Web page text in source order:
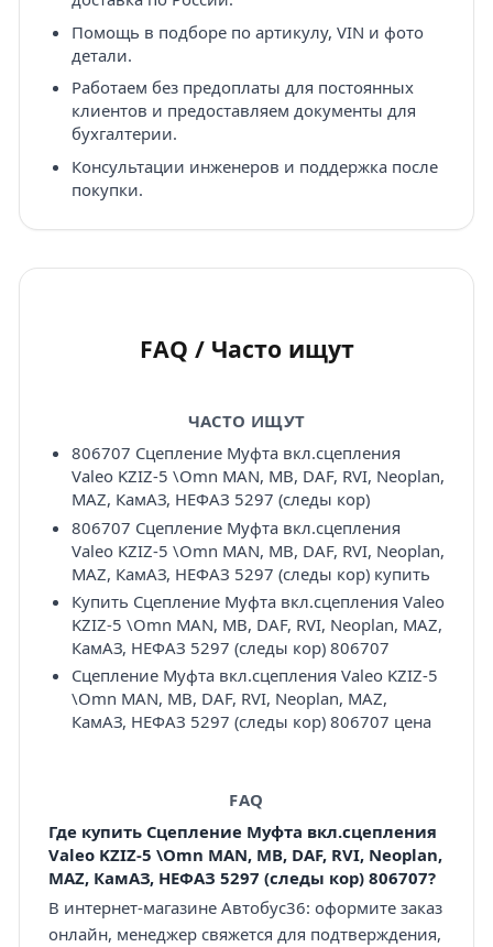
Помощь в подборе по артикулу, VIN и фото
детали.
Работаем без предоплаты для постоянных
клиентов и предоставляем документы для
бухгалтерии.
Консультации инженеров и поддержка после
покупки.
FAQ / Часто ищут
ЧАСТО ИЩУТ
806707 Сцепление Муфта вкл.сцепления
Valeo KZIZ-5 \Omn MAN, MB, DAF, RVI, Neoplan,
MAZ, КамАЗ, НЕФАЗ 5297 (следы кор)
806707 Сцепление Муфта вкл.сцепления
Valeo KZIZ-5 \Omn MAN, MB, DAF, RVI, Neoplan,
MAZ, КамАЗ, НЕФАЗ 5297 (следы кор) купить
Купить Сцепление Муфта вкл.сцепления Valeo
KZIZ-5 \Omn MAN, MB, DAF, RVI, Neoplan, MAZ,
КамАЗ, НЕФАЗ 5297 (следы кор) 806707
Сцепление Муфта вкл.сцепления Valeo KZIZ-5
\Omn MAN, MB, DAF, RVI, Neoplan, MAZ,
КамАЗ, НЕФАЗ 5297 (следы кор) 806707 цена
FAQ
Где купить Сцепление Муфта вкл.сцепления
Valeo KZIZ-5 \Omn MAN, MB, DAF, RVI, Neoplan,
MAZ, КамАЗ, НЕФАЗ 5297 (следы кор) 806707?
В интернет-магазине Автобус36: оформите заказ
онлайн, менеджер свяжется для подтверждения,